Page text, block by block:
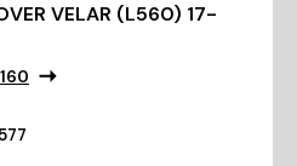
VELAR (L560) 17-